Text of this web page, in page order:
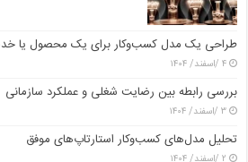
طراحی یک مدل کسب‌وکار برای یک محصول یا
۴ /اسفند/ ۱۴۰۴
بررسی رابطه بین رضایت شغلی و عملکرد سازمانی
۳ /اسفند/ ۱۴۰۴
تحلیل مدل‌های کسب‌وکار استارتاپ‌های موفق
۲ /اسفند/ ۱۴۰۴